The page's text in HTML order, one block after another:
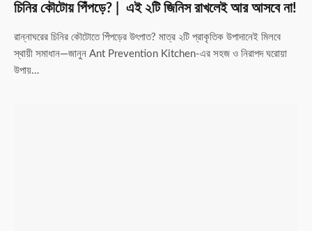
চিনির কৌটোয় পিঁপড়ে? | এই ২টি জিনিস রাখলেই আর আসবে না!
রান্নাঘরের চিনির কৌটোতে পিঁপড়ের উৎপাত? মাত্র ২টি প্রাকৃতিক উপাদানেই মিলবে
স্থায়ী সমাধান—জানুন Ant Prevention Kitchen-এর সহজ ও নিরাপদ ঘরোয়া
উপায়…